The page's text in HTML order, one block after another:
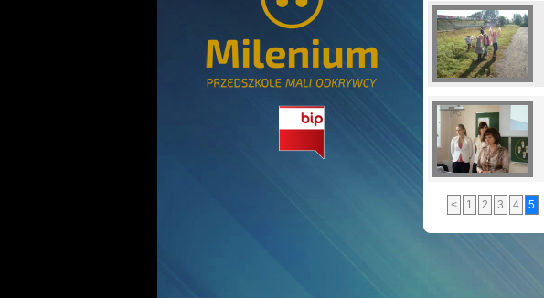
< 1 2 3 4 5